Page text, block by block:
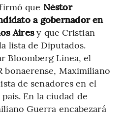
que Néstor
a gobernador en
Airesy que Cristian
lista de Diputados.
Bloomberg Línea, el
bonaerense, Maximiliano
de senadores en el
En la ciudad de
Guerra encabezará